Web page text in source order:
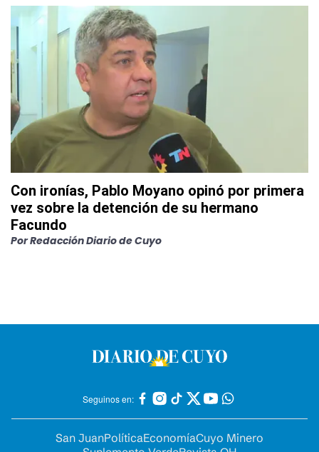
Con ironías, Pablo Moyano opinó por primera
vez sobre la detención de su hermano
Facundo
PorRedacción Diario de Cuyo
Seguinos en:
San JuanPolíticaEconomíaCuyo Minero